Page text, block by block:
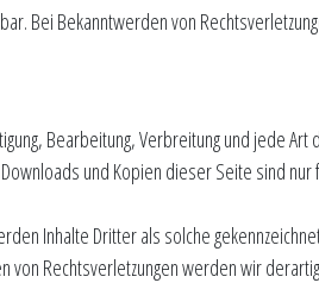
Bei Bekanntwerden von
Bearbeitung, Verbreitung und jede Art
und Kopien dieser Seite sind nur
Inhalte Dritter als solche
Rechtsverletzungen werden wir